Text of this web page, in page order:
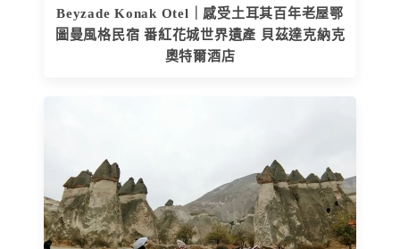
Beyzade Konak Otel｜感受土耳其百年老屋鄂
圖曼風格民宿 番紅花城世界遺產 貝茲達克納克
奧特爾酒店